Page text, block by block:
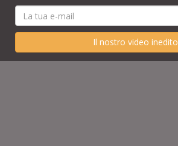
Il nostro video inedito